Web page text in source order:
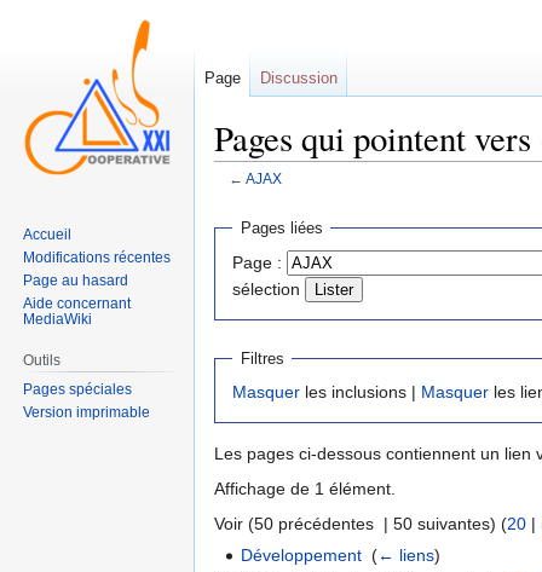
Pages qui pointent
← AJAX
Sauter
navigation
Sauter
recherche
Pages liées
Page :
sélection
Filtres
Masquer les inclusions | Masquer les
Les pages ci-dessous contiennent un lien
Affichage de 1 élément.
Voir (50 précédentes | 50 suivantes) (20 |
Développement ‎(← liens)
Page Discussion
Accueil
Modifications récentes
Page au hasard
Aide concernant
MediaWiki
Outils
Pages spéciales
Version imprimable